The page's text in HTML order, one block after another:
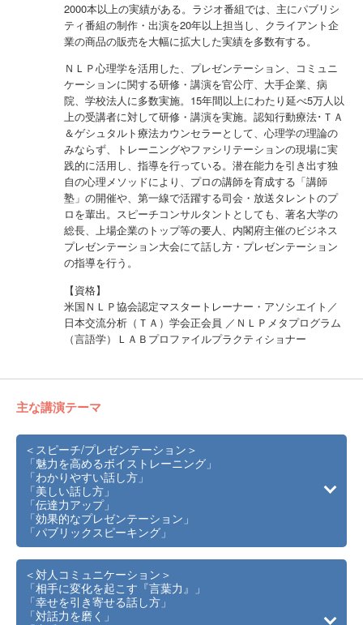
2000本以上の実績がある。ラジオ番組では、主にパブリシ
ティ番組の制作・出演を20年以上担当し、クライアント企
業の商品の販売を大幅に拡大した実績を多数有する。
ＮＬＰ心理学を活用した、プレゼンテーション、コミュニ
ケーションに関する研修・講演を官公庁、大手企業、病
院、学校法人に多数実施。15年間以上にわたり延べ5万人以
上の受講者に対して研修・講演を実施。認知行動療法･ＴＡ
＆ゲシュタルト療法カウンセラーとして、心理学の理論の
みならず、トレーニングやファシリテーションの現場に実
践的に活用し、指導を行っている。潜在能力を引き出す独
自の心理メソッドにより、プロの講師を育成する「講師
塾」の開催や、第一線で活躍する司会・放送タレントのプ
ロを輩出。スピーチコンサルタントとしても、著名大学の
総長、上場企業のトップ等の要人、内閣府主催のビジネス
プレゼンテーション大会にて話し方・プレゼンテーション
の指導を行う。
【資格】
米国ＮＬＰ協会認定マスタートレーナー・アソシエイト／
日本交流分析（ＴＡ）学会正会員 ／ＮＬＰメタプログラム
（言語学）ＬＡＢプロファイルプラクティショナー
主な講演テーマ
＜スピーチ/プレゼンテーション＞
「魅力を高めるボイストレーニング」
「わかりやすい話し方」
「美しい話し方」
「伝達力アップ」
「効果的なプレゼンテーション」
「パブリックスピーキング」
＜対人コミュニケーション＞
「相手に変化を起こす『言葉力』」
「幸せを引き寄せる話し方」
「対話力を磨く」